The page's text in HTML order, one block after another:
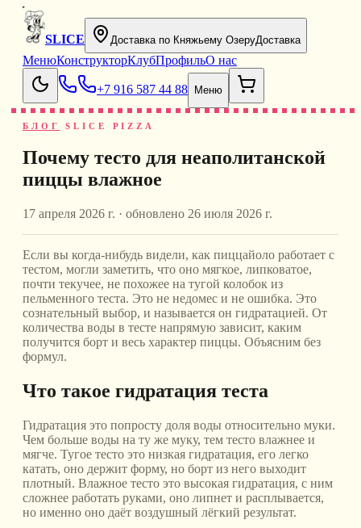
SLICE Доставка по Княжьему ОзеруДоставка
МенюКонструкторКлубПрофильО нас
+7 916 587 44 88 Меню
БЛОГ SLICE PIZZA
Почему тесто для неаполитанской
пиццы влажное
17 апреля 2026 г. · обновлено 26 июля 2026 г.
Если вы когда-нибудь видели, как пиццайоло работает с
тестом, могли заметить, что оно мягкое, липковатое,
почти текучее, не похожее на тугой колобок из
пельменного теста. Это не недомес и не ошибка. Это
сознательный выбор, и называется он гидратацией. От
количества воды в тесте напрямую зависит, каким
получится борт и весь характер пиццы. Объясним без
формул.
Что такое гидратация теста
Гидратация это попросту доля воды относительно муки.
Чем больше воды на ту же муку, тем тесто влажнее и
мягче. Тугое тесто это низкая гидратация, его легко
катать, оно держит форму, но борт из него выходит
плотный. Влажное тесто это высокая гидратация, с ним
сложнее работать руками, оно липнет и расплывается,
но именно оно даёт воздушный лёгкий результат.